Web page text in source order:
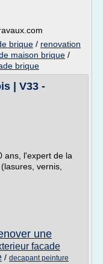
brique / renovation
maison brique /
brique
| V33 -
ans, l'expert de la
vernis,
une
facade
/ decapant peinture